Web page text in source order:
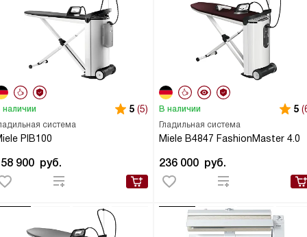
система
PIB100
наличии 5 (5)
900 руб.
Гладильная система
Miele B4847 FashionMaster 4.0
В наличии 5
236 000 руб.